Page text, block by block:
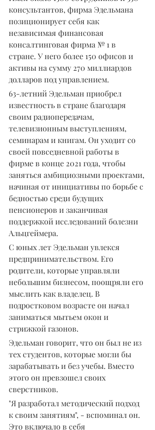
консультантов, фирма Эдельмана
позиционирует себя как
независимая финансовая
консалтинговая фирма № 1 в
стране. У него более 150 офисов и
активы на сумму 270 миллиардов
долларов под управлением.
63-летний Эдельман приобрел
известность в стране благодаря
своим радиопередачам,
телевизионным выступлениям,
семинарам и книгам. Он уходит со
своей повседневной работы в
фирме в конце 2021 года, чтобы
заняться амбициозными проектами,
начиная от инициативы по борьбе с
бедностью среди будущих
пенсионеров и заканчивая
поддержкой исследований болезни
Альцгеймера.
С юных лет Эдельман увлекся
предпринимательством. Его
родители, которые управляли
небольшим бизнесом, поощряли его
мыслить как владелец. В
подростковом возрасте он начал
заниматься мытьем окон и
стрижкой газонов.
Эдельман говорит, что он был не из
тех студентов, которые могли бы
зарабатывать и без учебы. Вместо
этого он превзошел своих
сверстников.
"Я разработал методический подход
к своим занятиям", - вспоминал он.
Это включало в себя